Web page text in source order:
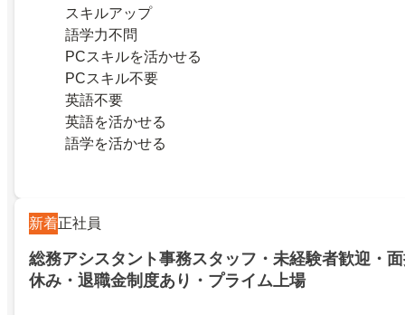
スキルアップ
語学力不問
PCスキルを活かせる
PCスキル不要
英語不要
英語を活かせる
語学を活かせる
新着正社員
総務アシスタント事務スタッフ・未経験者歓迎・
休み・退職金制度あり・プライム上場